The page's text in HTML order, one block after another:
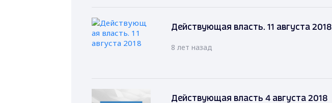
Действующая власть. 11 августа 2018
8 лет назад
Действующая власть 4 августа 2018